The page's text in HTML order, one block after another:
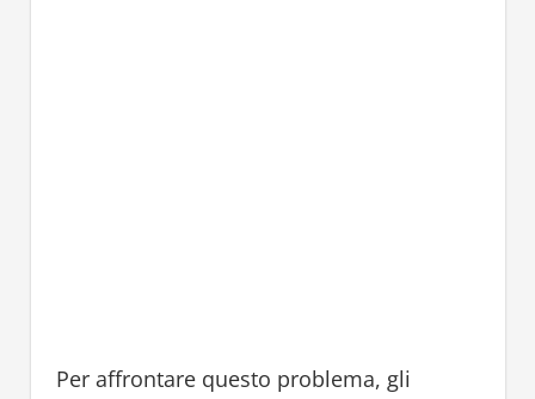
Per affrontare questo problema, gli